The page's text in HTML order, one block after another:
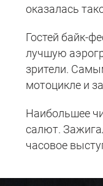
оказалась
Гостей байк-
лучшую
зрители.
мотоцикле и
Наибольшее
салют.
часовое